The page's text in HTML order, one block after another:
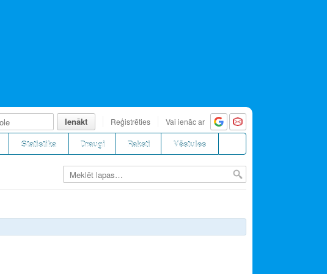
Ienākt Reģistrēties Vai ienāc ar
Statistika Draugi Raksti Vēstules